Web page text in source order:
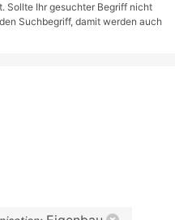
Sollte Ihr gesuchter Begriff nicht
Suchbegriff, damit werden auch